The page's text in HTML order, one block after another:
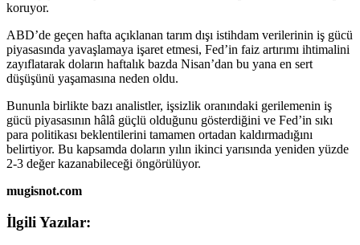
koruyor.
ABD’de geçen hafta açıklanan tarım dışı istihdam verilerinin iş gücü
piyasasında yavaşlamaya işaret etmesi, Fed’in faiz artırımı ihtimalini
zayıflatarak doların haftalık bazda Nisan’dan bu yana en sert
düşüşünü yaşamasına neden oldu.
Bununla birlikte bazı analistler, işsizlik oranındaki gerilemenin iş
gücü piyasasının hâlâ güçlü olduğunu gösterdiğini ve Fed’in sıkı
para politikası beklentilerini tamamen ortadan kaldırmadığını
belirtiyor. Bu kapsamda doların yılın ikinci yarısında yeniden yüzde
2-3 değer kazanabileceği öngörülüyor.
mugisnot.com
İlgili Yazılar: